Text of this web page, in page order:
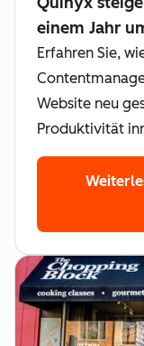
einem Jahr
Erfahren Sie,
Website neu
Produktivität